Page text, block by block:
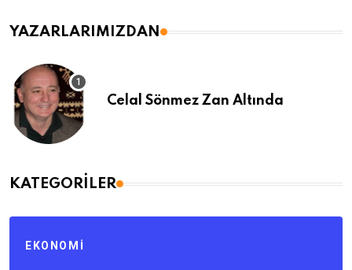
YAZARLARIMIZDAN
Celal Sönmez Zan Altında
KATEGORILER
EKONOMI